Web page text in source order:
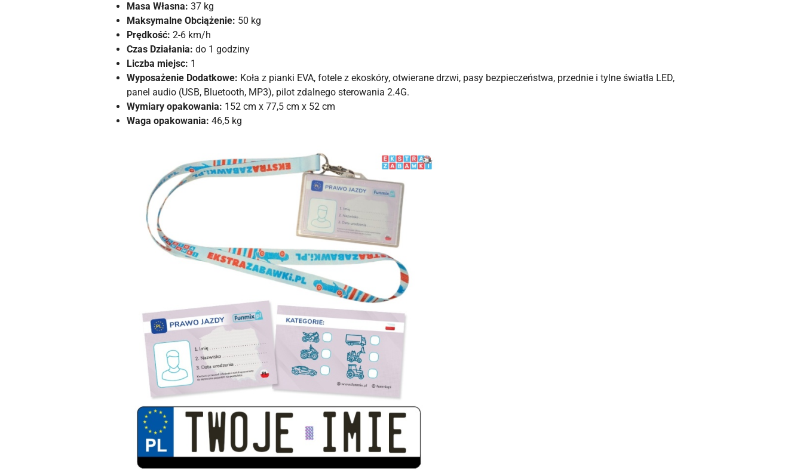
Masa Własna: 37 kg
Maksymalne Obciążenie: 50 kg
Prędkość: 2-6 km/h
Czas Działania: do 1 godziny
Liczba miejsc: 1
Wyposażenie Dodatkowe: Koła z pianki EVA, fotele z ekoskóry, otwierane drzwi, pasy bezpieczeństwa, przednie i tylne światła LED,
panel audio (USB, Bluetooth, MP3), pilot zdalnego sterowania 2.4G.
Wymiary opakowania: 152 cm x 77,5 cm x 52 cm
Waga opakowania: 46,5 kg